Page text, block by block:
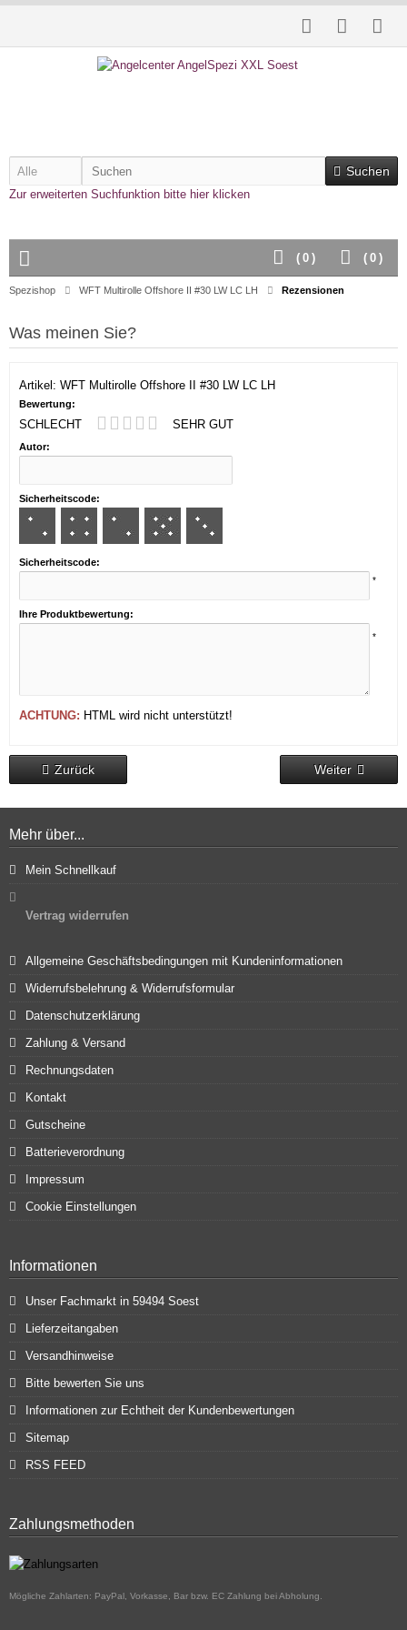
Suchen
Zur erweiterten Suchfunktion bitte hier klicken
( 0 )
( 0 )
Spezishop WFT Multirolle Offshore II #30 LW LC LH Rezensionen
Was meinen Sie?
Artikel: WFT Multirolle Offshore II #30 LW LC LH
Bewertung:
SCHLECHT SEHR GUT
Autor:
Sicherheitscode:
Sicherheitscode:
*
Ihre Produktbewertung:
*
ACHTUNG: HTML wird nicht unterstützt!
Zurück Weiter
Mehr über...
Mein Schnellkauf
Vertrag widerrufen
Allgemeine Geschäftsbedingungen mit Kundeninformationen
Widerrufsbelehrung & Widerrufsformular
Datenschutzerklärung
Zahlung & Versand
Rechnungsdaten
Kontakt
Gutscheine
Batterieverordnung
Impressum
Cookie Einstellungen
Informationen
Unser Fachmarkt in 59494 Soest
Lieferzeitangaben
Versandhinweise
Bitte bewerten Sie uns
Informationen zur Echtheit der Kundenbewertungen
Sitemap
RSS FEED
Zahlungsmethoden
Mögliche Zahlarten: PayPal, Vorkasse, Bar bzw. EC Zahlung bei Abholung.